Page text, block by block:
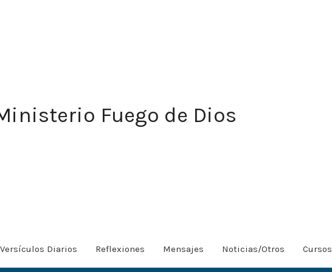
Fuego de Dios
Versículos Diarios Reflexiones Mensajes Noticias/Otros Cursos